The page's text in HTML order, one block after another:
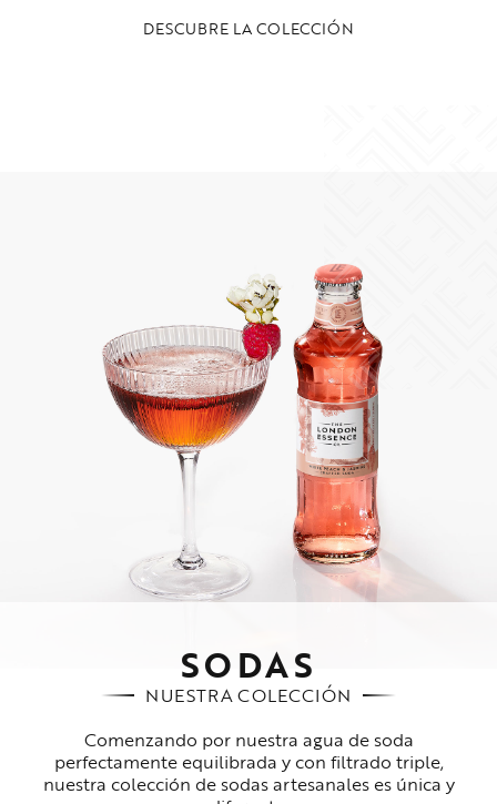
DESCUBRE LA COLECCIÓN
SODAS
NUESTRA COLECCIÓN
Comenzando por nuestra agua de soda
perfectamente equilibrada y con filtrado triple,
nuestra colección de sodas artesanales es única y